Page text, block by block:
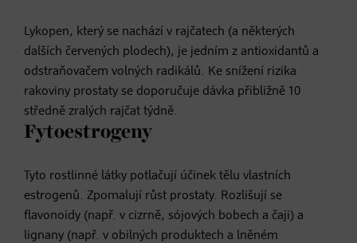
Lykopen, který se nachází v rajčatech (a některých
dalších červených plodech), je jedním z antioxidantů a
odstraňovačem volných radikálů. Ke snížení rizika
rakoviny prostaty se doporučuje dávka přibližně 10
středně zralých rajčat týdně.
Fytoestrogeny
Tyto rostlinné látky potlačují účinek tělu vlastních
estrogenů. Zpomalují růst prostaty. Rozlišují se
flavonoidy (např. v cizrně, sójových bobech a čaji) a
lignany (např. v obilných produktech a lněném